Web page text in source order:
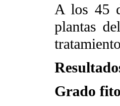
A los 45
plantas
Grado